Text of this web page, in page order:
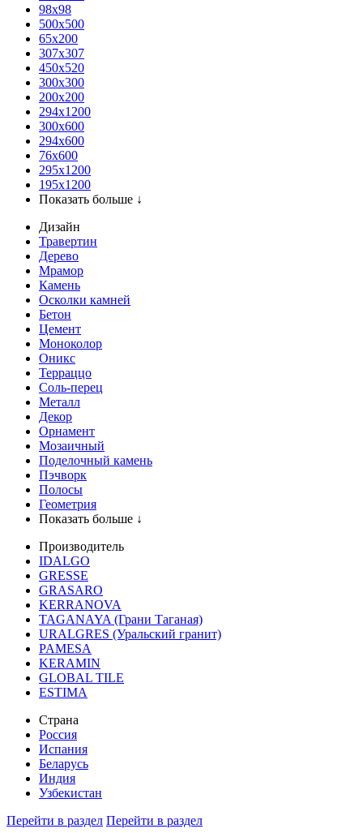
98x98
500x500
65x200
307x307
450x520
300x300
200x200
294x1200
300x600
294x600
76х600
295х1200
195х1200
Показать больше ↓
Дизайн
Травертин
Дерево
Мрамор
Камень
Осколки камней
Бетон
Цемент
Моноколор
Оникс
Терраццо
Соль-перец
Металл
Декор
Орнамент
Мозаичный
Поделочный камень
Пэчворк
Полосы
Геометрия
Показать больше ↓
Производитель
IDALGO
GRESSE
GRASARO
KERRANOVA
TAGANAYA (Грани Таганая)
URALGRES (Уральский гранит)
PAMESA
KERAMIN
GLOBAL TILE
ESTIMA
Страна
Россия
Испания
Беларусь
Индия
Узбекистан
Перейти в раздел Перейти в раздел